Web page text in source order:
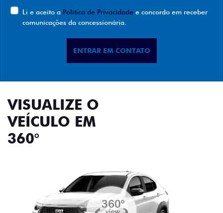
Li e aceito a Política de Privacidade e concordo em receber
comunicações da concessionária.
ENTRAR EM CONTATO
VISUALIZE O
VEÍCULO EM
360°